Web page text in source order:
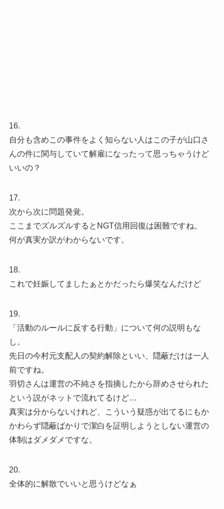
16.
自分も含めこの事件をよく知らない人はこの子が山口さ
んの件に関与していて解雇になったって思っちゃうけど
いいの？
17.
次から次に問題発覚。
ここまでズルズルするとNGT信用回復は困難ですね。
何が真実か訳がわからないです。
18.
これで妊娠してましたぁとかだったら爆笑なんだけど
19.
「活動のルールに反する行動」について何の説明もな
し。
先日の今村元支配人の契約解除といい、隠蔽だけは一人
前ですね。
羽切さんは運営の不純さを指摘したから辞めさせられた
という説がネットで流れてるけど…
真実は分からないけれど、こういう疑惑が出てるにもか
かわらず隠蔽ばかりで潔白を証明しようとしない運営の
体制はダメダメですな。
20.
全体的に解散でいいと思うけどなぁ